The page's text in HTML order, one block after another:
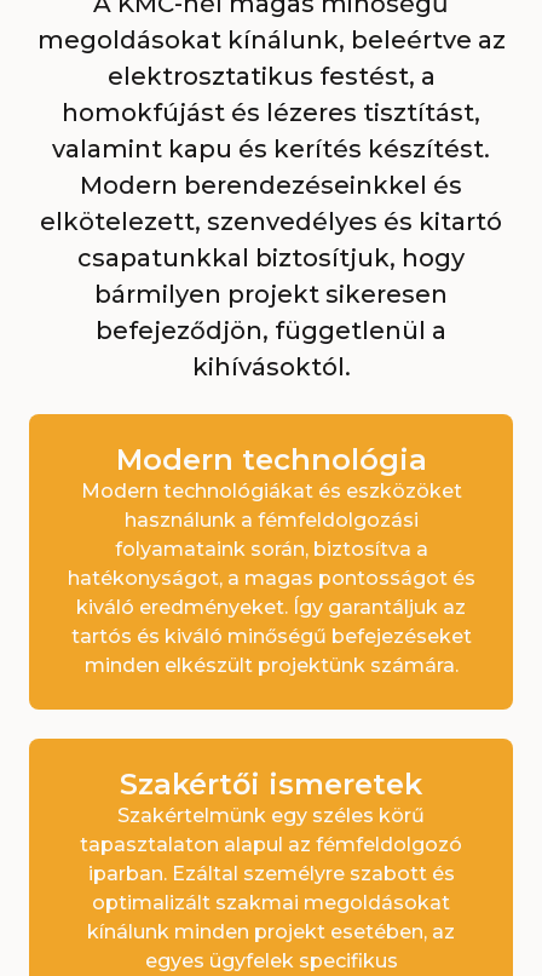
megoldásokat kínálunk, beleértve az
elektrosztatikus festést, a
homokfújást és lézeres tisztítást,
valamint kapu és kerítés készítést.
Modern berendezéseinkkel és
elkötelezett, szenvedélyes és kitartó
csapatunkkal biztosítjuk, hogy
bármilyen projekt sikeresen
befejeződjön, függetlenül a
kihívásoktól.
Modern technológia
Modern technológiákat és eszközöket
használunk a fémfeldolgozási
folyamataink során, biztosítva a
hatékonyságot, a magas pontosságot és
kiváló eredményeket. Így garantáljuk az
tartós és kiváló minőségű befejezéseket
minden elkészült projektünk számára.
Szakértői ismeretek
Szakértelmünk egy széles körű
tapasztalaton alapul az fémfeldolgozó
iparban. Ezáltal személyre szabott és
optimalizált szakmai megoldásokat
kínálunk minden projekt esetében, az
egyes ügyfelek specifikus